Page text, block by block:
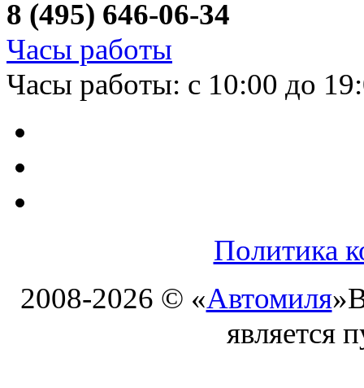
8 (495) 646-06-34
Часы работы
Часы работы: с 10:00 до
Политика
2008-2026 © «Автомиля»
является